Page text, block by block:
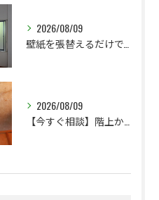
2026/08/09
壁紙を張替えるだけで、本当に大丈夫ですか？
2026/08/09
【今すぐ相談】階上からのちょっとした水漏れ後の小さな防カビ工事